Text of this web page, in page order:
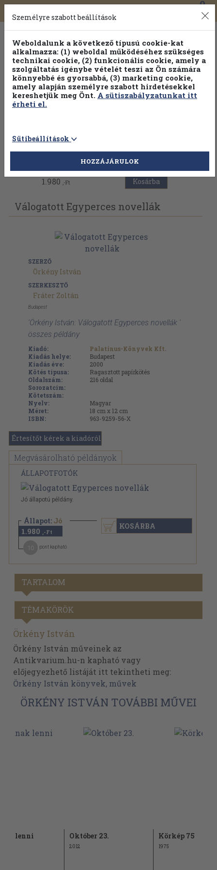
Toggle
navigation
0
Vissza az előző oldalra
1.980 ,-Ft Kosárba
Válogatott Egyperces novellák
SZERZŐ
Örkény István
SZERKESZTŐ
Fráter Zoltán
Budapest
'Örkény István: Válogatott Egyperces novellák '
összes példány
Kiadó:
Palatinus-Könyvek Kft.
Kiadás helye:
Budapest
Kiadás éve:
2000
Kötés típusa:
Ragasztott papírkötés
Oldalszám:
216 oldal
Sorozatcím:
Kötetszám:
Nyelv:
Magyar
Méret:
18 cm x 12 cm
ISBN:
963-9259-56-X
Értesítőt kérek a kiadóról
Megvásárolható példányok
ÁLLAPOTFOTÓK
Jó állapotú példány.
Állapot: Jó
1.980 ,-Ft
pont kapható
KOSÁRBA
TARTALOM
TÉMAKÖRÖK
Örkény István
Örkény István műveinek az
Antikvarium.hu-n kapható vagy
előjegyezhető listáját itt tekintheti meg:
Örkény István könyvek, művek
ÖRKÉNY ISTVÁN TOVÁBBI MŰVEI
lenni Október 23.
2012
Körkép 75
1975
Személyre szabott beállítások
Weboldalunk a következő típusú cookie-kat
alkalmazza: (1) weboldal működéséhez szükséges
technikai cookie, (2) funkcionális cookie, amely a
szolgáltatás igénybe vételét teszi az Ön számára
könnyebbé és gyorsabbá, (3) marketing cookie,
amely alapján személyre szabott hirdetésekkel
kereshetjük meg Önt. A sütiszabályzatunkat itt
érheti el.
Sütibeállítások
HOZZÁJÁRULOK